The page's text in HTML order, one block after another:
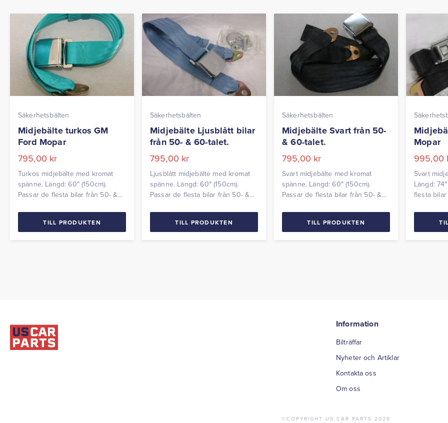
Säkerhetsbälten
Midjebälte turkos GM
Ford Mopar
795,00 kr
Turkos midjebälte med kromat
spänne. Längd: 60″ (150cm).
Passar de flesta bilar från 50- &
och äldre veteranbilar.
TILL PRODUKTEN
Säkerhetsbälten
Midjebälte Ljusblått bilar
från 50- & 60-talet.
795,00 kr
Ljusblått midjebälte med kromat
spänne. Längd: 60″ (150cm).
Passar de flesta bilar från 50- &
och äldre veteranbilar.
TILL PRODUKTEN
Säkerhetsbälten
Midjebälte Svart från 50-
& 60-talet.
795,00 kr
Svart midjebälte med kromat
spänne. Längd: 60″ (150cm).
Passar de flesta bilar från 50- &
och äldre veteranbilar.
TILL PRODUKTEN
Mopar
995,00
Svart
Längd:
flesta
Information
Bilträffar
Nyheter och Artiklar
Kontakta oss
Om oss
©COPYRIGHT US CAR PARTS 2026